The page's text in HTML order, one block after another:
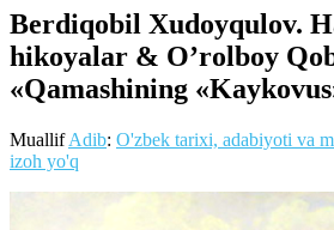
Berdiqobil Xudoyqulov.
hikoyalar & O’rolboy
«Qamashining
MuallifAdib: O'zbek tarixi, adabiyoti va
izoh yo'q